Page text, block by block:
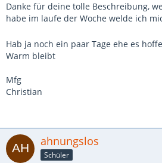
Danke für deine tolle Beschreibung,
habe im laufe der Woche welde ich
Hab ja noch ein paar Tage ehe es
Warm bleibt
Mfg
Christian
ahnungslos
Schüler